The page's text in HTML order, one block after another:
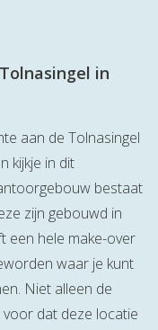
in
aan de Tolnasingel
kijkje in dit
bestaat
zijn gebouwd in
een hele make-over
waar je kunt
Niet alleen de
dat deze locatie